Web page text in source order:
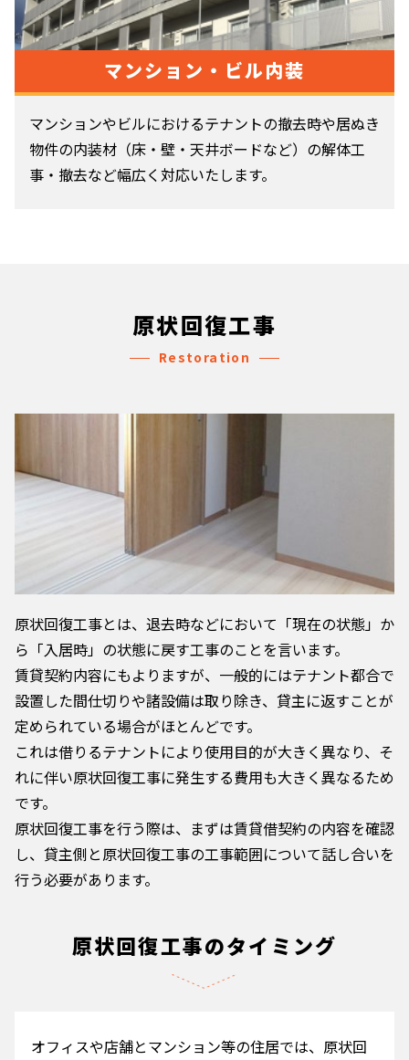
マンション・ビル内装
マンションやビルにおけるテナントの撤去時や居ぬき
物件の内装材（床・壁・天井ボードなど）の解体工
事・撤去など幅広く対応いたします。
原状回復工事
Restoration
原状回復工事とは、退去時などにおいて「現在の状態」か
ら「入居時」の状態に戻す工事のことを言います。
賃貸契約内容にもよりますが、一般的にはテナント都合で
設置した間仕切りや諸設備は取り除き、貸主に返すことが
定められている場合がほとんどです。
これは借りるテナントにより使用目的が大きく異なり、そ
れに伴い原状回復工事に発生する費用も大きく異なるため
です。
原状回復工事を行う際は、まずは賃貸借契約の内容を確認
し、貸主側と原状回復工事の工事範囲について話し合いを
行う必要があります。
原状回復工事のタイミング
オフィスや店舗とマンション等の住居では、原状回